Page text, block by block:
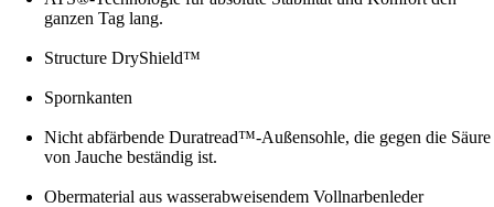
ganzen Tag lang.
Structure DryShield™
Spornkanten
Nicht abfärbende Duratread™-Außensohle, die gegen die Säure
von Jauche beständig ist.
Obermaterial aus wasserabweisendem Vollnarbenleder